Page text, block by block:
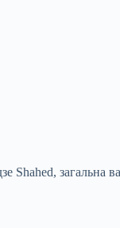
Shahed, загальна